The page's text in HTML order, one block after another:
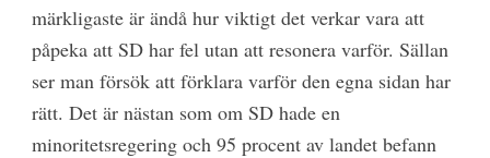
märkligaste är ändå hur viktigt det verkar vara att
påpeka att SD har fel utan att resonera varför. Sällan
ser man försök att förklara varför den egna sidan har
rätt. Det är nästan som om SD hade en
minoritetsregering och 95 procent av landet befann